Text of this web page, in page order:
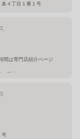
４丁目１番１号
間は専門店紹介ページ
番地
号